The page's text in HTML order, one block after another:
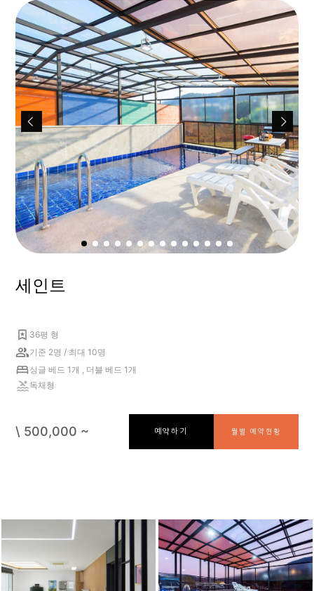
세인트
36평 형
기준 2명 / 최대 10명
싱글 베드 1개 , 더블 베드 1개
독채형
\ 500,000 ~ 예약하기 월별 예약현황